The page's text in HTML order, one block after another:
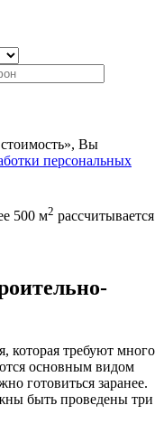
Вы
персональных
500 м2 рассчитывается
которая требуют много
основным видом
готовиться заранее.
быть проведены три